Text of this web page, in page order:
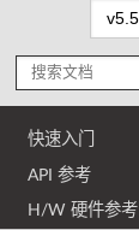
快速入门
API 参考
H/W 硬件参考